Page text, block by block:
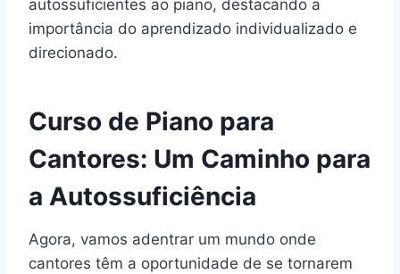
autossuficientes ao piano, destacando a
importância do aprendizado individualizado e
direcionado.
Curso de Piano para
Cantores: Um Caminho para
a Autossuficiência
Agora, vamos adentrar um mundo onde
cantores têm a oportunidade de se tornarem